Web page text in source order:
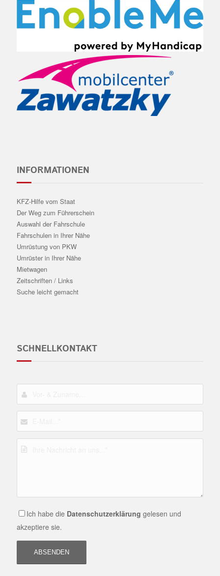
INFORMATIONEN
KFZ-Hilfe vom Staat
Der Weg zum Führerschein
Auswahl der Fahrschule
Fahrschulen in Ihrer Nähe
Umrüstung von PKW
Umrüster in Ihrer Nähe
Mietwagen
Zeitschriften / Links
Suche leicht gemacht
SCHNELLKONTAKT
Ich habe die Datenschutzerklärung gelesen und
akzeptiere sie.